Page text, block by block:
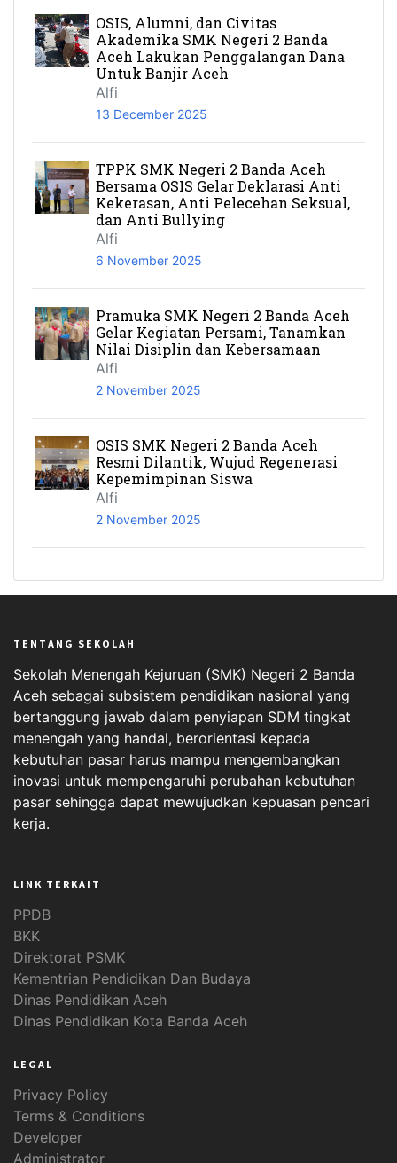
OSIS, Alumni, dan Civitas
Akademika SMK Negeri 2 Banda
Aceh Lakukan Penggalangan Dana
Untuk Banjir Aceh
Alfi
13 December 2025
TPPK SMK Negeri 2 Banda Aceh
Bersama OSIS Gelar Deklarasi Anti
Kekerasan, Anti Pelecehan Seksual,
dan Anti Bullying
Alfi
6 November 2025
Pramuka SMK Negeri 2 Banda Aceh
Gelar Kegiatan Persami, Tanamkan
Nilai Disiplin dan Kebersamaan
Alfi
2 November 2025
OSIS SMK Negeri 2 Banda Aceh
Resmi Dilantik, Wujud Regenerasi
Kepemimpinan Siswa
Alfi
2 November 2025
TENTANG SEKOLAH
Sekolah Menengah Kejuruan (SMK) Negeri 2 Banda
Aceh sebagai subsistem pendidikan nasional yang
bertanggung jawab dalam penyiapan SDM tingkat
menengah yang handal, berorientasi kepada
kebutuhan pasar harus mampu mengembangkan
inovasi untuk mempengaruhi perubahan kebutuhan
pasar sehingga dapat mewujudkan kepuasan pencari
kerja.
LINK TERKAIT
PPDB
BKK
Direktorat PSMK
Kementrian Pendidikan Dan Budaya
Dinas Pendidikan Aceh
Dinas Pendidikan Kota Banda Aceh
LEGAL
Privacy Policy
Terms & Conditions
Developer
Administrator